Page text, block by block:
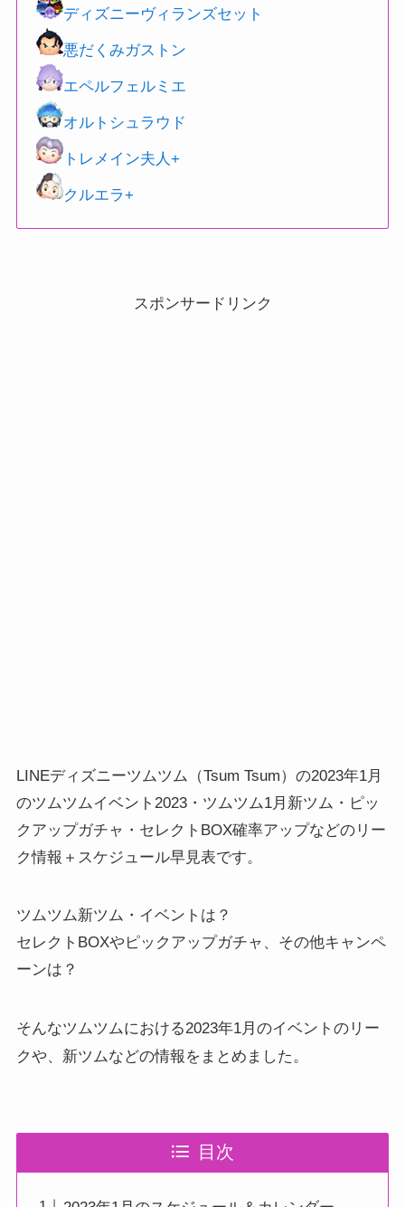
ディズニーヴィランズセット
悪だくみガストン
エペルフェルミエ
オルトシュラウド
トレメイン夫人+
クルエラ+
スポンサードリンク
LINEディズニーツムツム（Tsum Tsum）の2023年1月
のツムツムイベント2023・ツムツム1月新ツム・ピッ
クアップガチャ・セレクトBOX確率アップなどのリー
ク情報＋スケジュール早見表です。
ツムツム新ツム・イベントは？
セレクトBOXやピックアップガチャ、その他キャンペ
ーンは？
そんなツムツムにおける2023年1月のイベントのリー
クや、新ツムなどの情報をまとめました。
目次